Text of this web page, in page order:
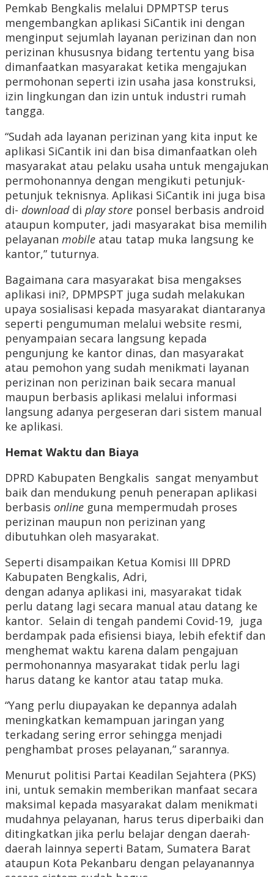
Pemkab Bengkalis melalui DPMPTSP terus
mengembangkan aplikasi SiCantik ini dengan
menginput sejumlah layanan perizinan dan non
perizinan khususnya bidang tertentu yang bisa
dimanfaatkan masyarakat ketika mengajukan
permohonan seperti izin usaha jasa konstruksi,
izin lingkungan dan izin untuk industri rumah
tangga.
“Sudah ada layanan perizinan yang kita input ke
aplikasi SiCantik ini dan bisa dimanfaatkan oleh
masyarakat atau pelaku usaha untuk mengajukan
permohonannya dengan mengikuti petunjuk-
petunjuk teknisnya. Aplikasi SiCantik ini juga bisa
di- downloaddi play store ponsel berbasis android
ataupun komputer, jadi masyarakat bisa memilih
pelayanan mobile atau tatap muka langsung ke
kantor,” tuturnya.
Bagaimana cara masyarakat bisa mengakses
aplikasi ini?, DPMPSPT juga sudah melakukan
upaya sosialisasi kepada masyarakat diantaranya
seperti pengumuman melalui website resmi,
penyampaian secara langsung kepada
pengunjung ke kantor dinas, dan masyarakat
atau pemohon yang sudah menikmati layanan
perizinan non perizinan baik secara manual
maupun berbasis aplikasi melalui informasi
langsung adanya pergeseran dari sistem manual
ke aplikasi.
Hemat Waktu dan Biaya
DPRD Kabupaten Bengkalis sangat menyambut
baik dan mendukung penuh penerapan aplikasi
berbasis online guna mempermudah proses
perizinan maupun non perizinan yang
dibutuhkan oleh masyarakat.
Seperti disampaikan Ketua Komisi III DPRD
Kabupaten Bengkalis, Adri,
dengan adanya aplikasi ini, masyarakat tidak
perlu datang lagi secara manual atau datang ke
kantor. Selain di tengah pandemi Covid-19, juga
berdampak pada efisiensi biaya, lebih efektif dan
menghemat waktu karena dalam pengajuan
permohonannya masyarakat tidak perlu lagi
harus datang ke kantor atau tatap muka.
“Yang perlu diupayakan ke depannya adalah
meningkatkan kemampuan jaringan yang
terkadang sering error sehingga menjadi
penghambat proses pelayanan,” sarannya.
Menurut politisi Partai Keadilan Sejahtera (PKS)
ini, untuk semakin memberikan manfaat secara
maksimal kepada masyarakat dalam menikmati
mudahnya pelayanan, harus terus diperbaiki dan
ditingkatkan jika perlu belajar dengan daerah-
daerah lainnya seperti Batam, Sumatera Barat
ataupun Kota Pekanbaru dengan pelayanannya